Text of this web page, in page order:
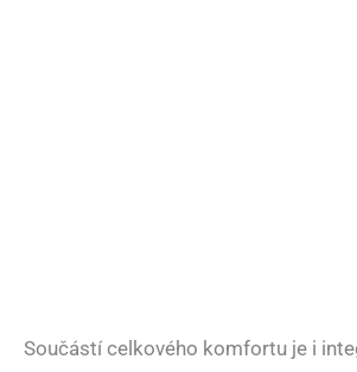
Součástí celkového komfortu je i